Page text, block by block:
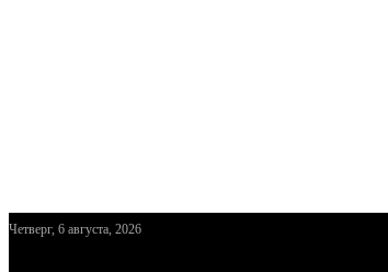
Четверг, 6 августа, 2026